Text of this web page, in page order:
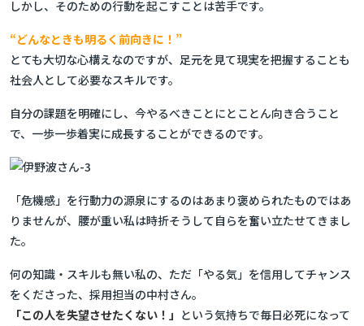
しかし、そのための行動を起こすことは苦手です。
“どんなときも明るく前向きに！”
とても大切な心構えなのですが、足元を見て現実を把握することも
社会人として必要なスキルです。
自分の課題を明確にし、今やるべきことにとことん向き合うこと
で、一歩一歩着実に成長することができるのです。
「危機感」を行動力の源泉にするのはあまり褒められたものではあ
りませんが、腰が重い私は時折そうして自らを奮い立たせてきまし
た。
何の知識・スキルも無い私の、ただ「やる気」を信用してチャンス
をくださった、採用担当の中村さん。
「この人を失望させたくない！」 という気持ちで毎日必死になって